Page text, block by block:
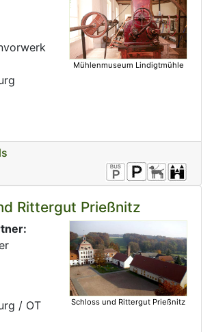
Mühlenmuseum Lindigtmühle
Rittergut Prießnitz
/ OT
Schloss und Rittergut Prießnitz